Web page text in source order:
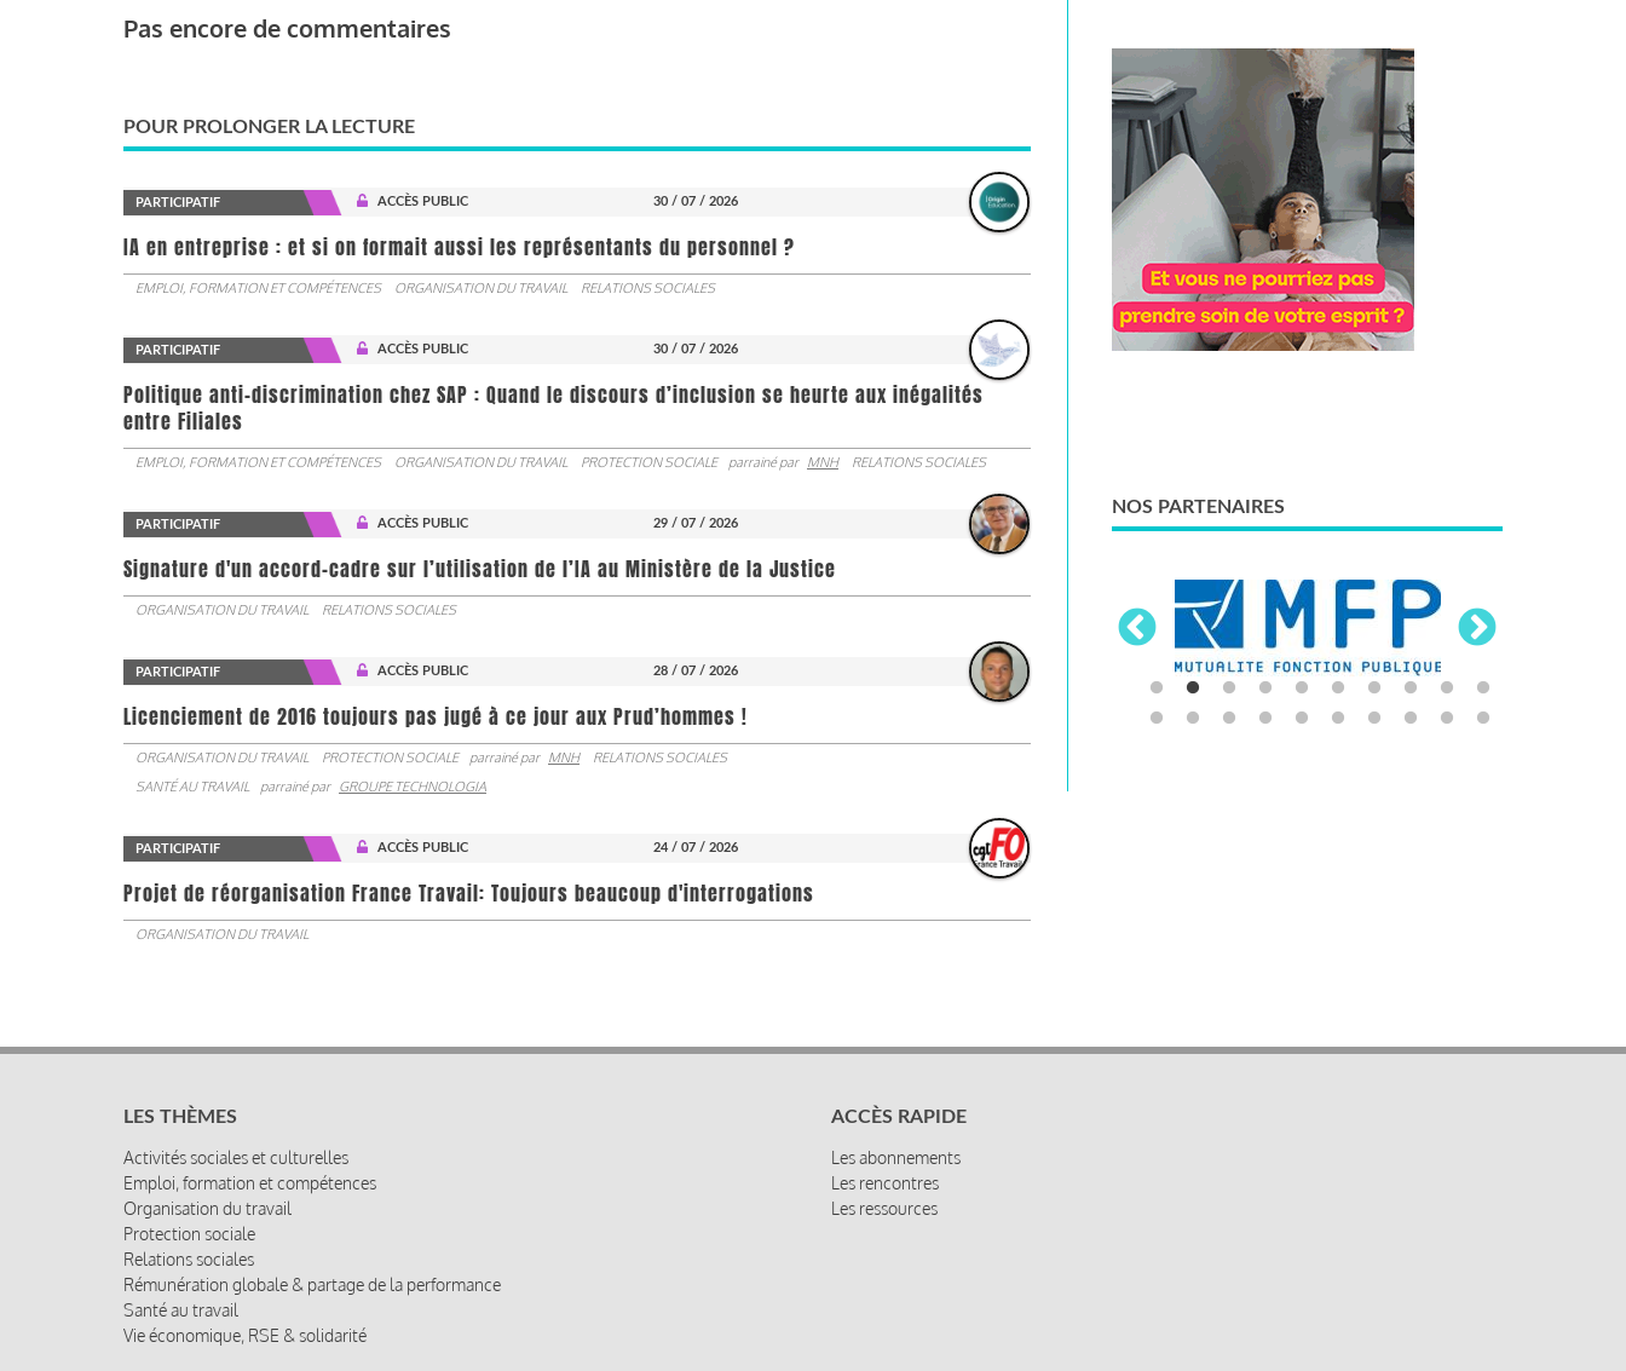
Pas encore de commentaires
POUR PROLONGER LA LECTURE
PARTICIPATIF ACCÈS PUBLIC 30 / 07 / 2026
IA en entreprise : et si on formait aussi les représentants du personnel ?
EMPLOI, FORMATION ET COMPÉTENCES ORGANISATION DU TRAVAIL RELATIONS SOCIALES
PARTICIPATIF ACCÈS PUBLIC 30 / 07 / 2026
Politique anti-discrimination chez SAP : Quand le discours d’inclusion se heurte aux inégalités
entre Filiales
EMPLOI, FORMATION ET COMPÉTENCES ORGANISATION DU TRAVAIL PROTECTION SOCIALE parrainé par MNH RELATIONS SOCIALES
PARTICIPATIF ACCÈS PUBLIC 29 / 07 / 2026
Signature d'un accord-cadre sur l’utilisation de l’IA au Ministère de la Justice
ORGANISATION DU TRAVAIL RELATIONS SOCIALES
PARTICIPATIF ACCÈS PUBLIC 28 / 07 / 2026
Licenciement de 2016 toujours pas jugé à ce jour aux Prud’hommes !
ORGANISATION DU TRAVAIL PROTECTION SOCIALE parrainé par MNH
RELATIONS SOCIALES
SANTÉ AU TRAVAIL
parrainé par GROUPE TECHNOLOGIA
PARTICIPATIF ACCÈS PUBLIC 24 / 07 / 2026
Projet de réorganisation France Travail: Toujours beaucoup d'interrogations
ORGANISATION DU TRAVAIL
NOS PARTENAIRES
LES THÈMES
Activités sociales et culturelles
Emploi, formation et compétences
Organisation du travail
Protection sociale
Relations sociales
Rémunération globale & partage de la performance
Santé au travail
Vie économique, RSE & solidarité
ACCÈS RAPIDE
Les abonnements
Les rencontres
Les ressources